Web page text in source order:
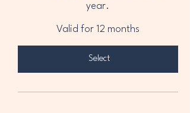
year.
Valid for 12 months
Select